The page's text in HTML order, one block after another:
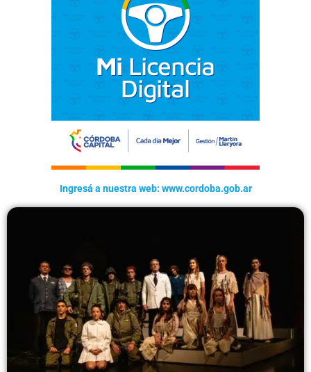
Ingresá a nuestra web: www.cordoba.gob.ar